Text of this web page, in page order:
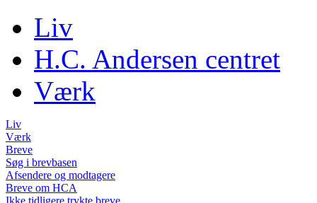
Liv
H.C. Andersen centret
Værk
Liv
Værk
Breve
Søg i brevbasen
Afsendere og modtagere
Breve om HCA
Ikke tidligere trykte breve